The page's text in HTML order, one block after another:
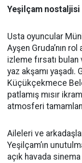
Yeşilçam nostaljisi
Usta oyuncular
Ayşen Gruda’nın rol
izleme fırsatı
yaz akşamı
Küçükçekmece
patlamış mısır
atmosferi
Aileleri ve
Yeşilçam’ın
açık havada sinema